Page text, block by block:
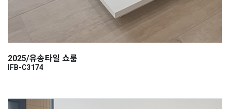
2025/유송타일 쇼룸
IFB-C3174